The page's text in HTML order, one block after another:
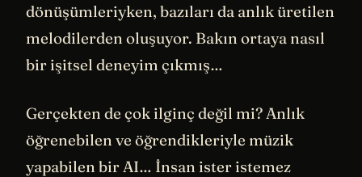
dönüşümleriyken, bazıları da anlık üretilen
melodilerden oluşuyor. Bakın ortaya nasıl
bir işitsel deneyim çıkmış…
Gerçekten de çok ilginç değil mi? Anlık
öğrenebilen ve öğrendikleriyle müzik
yapabilen bir AI… İnsan ister istemez